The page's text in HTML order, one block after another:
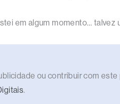
em algum momento… talvez
ou contribuir com
.